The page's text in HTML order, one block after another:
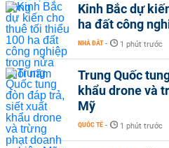
Kinh Bắc dự
ha đất công
NHÀ ĐẤT - 1 phút trước
Trung Quốc
khẩu drone và
Mỹ
QUỐC TẾ - 1 phút trước